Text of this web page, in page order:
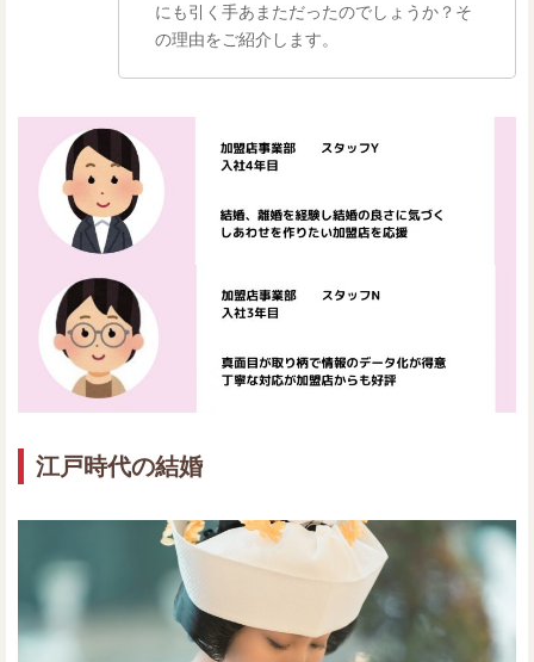
にも引く手あまただったのでしょうか？そ
の理由をご紹介します。
江戸時代の結婚